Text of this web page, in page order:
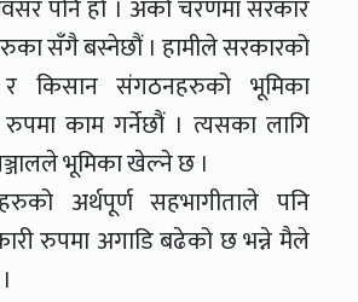
पनि हो । अर्को चरणमा सरकार
सँगै बस्नेछौं । हामीले सरकारको
किसान संगठनहरुको भूमिका
काम गर्नेछौं । त्यसका लागि
भूमिका खेल्ने छ ।
अर्थपूर्ण सहभागीताले पनि
रुपमा अगाडि बढेको छ भन्ने मैले